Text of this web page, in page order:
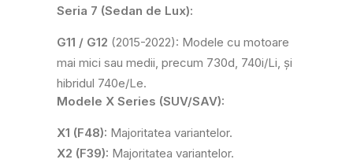
Seria 7 (Sedan de Lux):
G11 / G12 (2015-2022): Modele cu motoare
mai mici sau medii, precum 730d, 740i/Li, și
hibridul 740e/Le.
Modele X Series (SUV/SAV):
X1 (F48): Majoritatea variantelor.
X2 (F39): Majoritatea variantelor.